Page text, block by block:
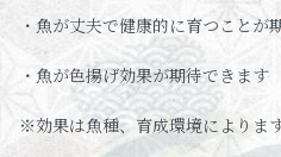
・魚が丈夫で健康的に育つことが
・魚が色揚げ効果が期待できます
※効果は魚種、育成環境によります